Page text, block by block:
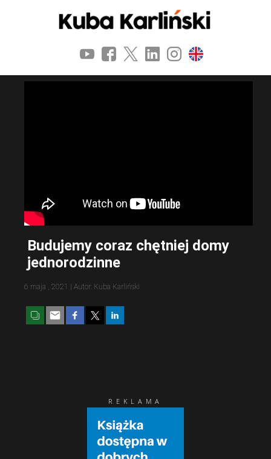
Budujemy coraz chętniej domy
jednorodzinne
6 maja , 2021 | Autor: Kuba Karliński
REKLAMA